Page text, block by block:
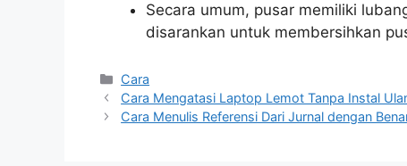
Secara umum, pusar memiliki
disarankan untuk membersihkan
Categories
Cara
Cara Mengatasi Laptop Lemot Tanpa Instal
Cara Menulis Referensi Dari Jurnal dengan